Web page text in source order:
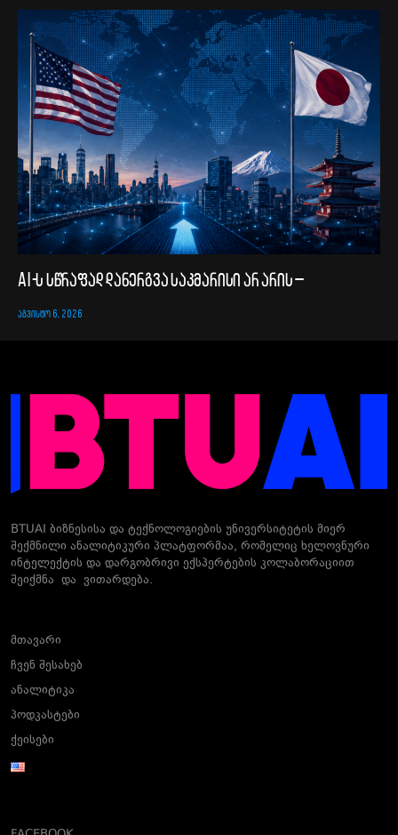
AI-ს სწრაფად დანერგვა საკმარისი არ არის –
ᲐᲒᲕᲘᲡᲢᲝ 6, 2026
BTUAI ბიზნესისა და ტექნოლოგიების უნივერსიტეტის მიერ
შექმნილი ანალიტიკური პლატფორმაა, რომელიც ხელოვნური
ინტელექტის და დარგობრივი ექსპერტების კოლაბორაციით
შეიქმნა და ვითარდება.
მთავარი
ჩვენ შესახებ
ანალიტიკა
პოდკასტები
ქეისები